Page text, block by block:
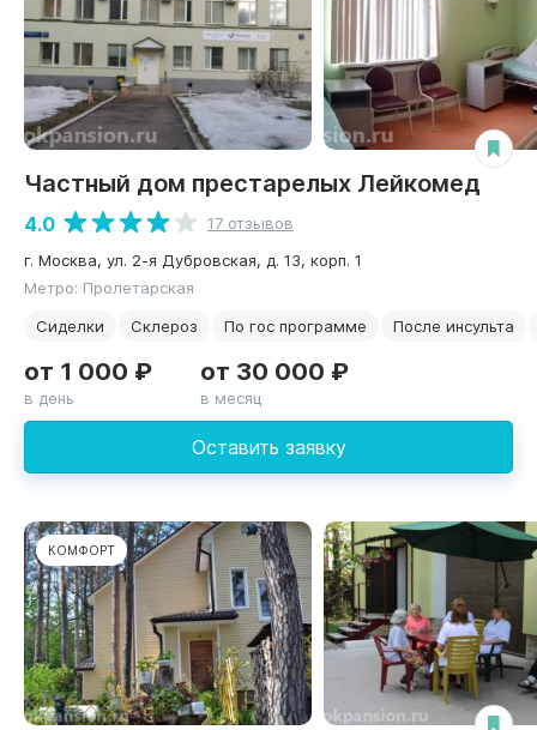
Частный дом престарелых Лейкомед
4.0
17 отзывов
г. Москва, ул. 2-я Дубровская, д. 13, корп. 1
Метро: Пролетарская
Сиделки
Склероз По гос программе После инсульта
Оставить заявку
от 1 000 ₽
в день
от 30 000 ₽
в месяц
КОМФОРТ